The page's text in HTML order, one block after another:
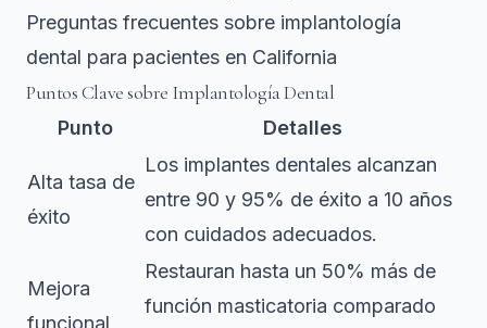
Preguntas frecuentes sobre implantología
dental para pacientes en California
Puntos Clave sobre Implantología Dental
Punto Detalles
Alta tasa de
éxito
Los implantes dentales alcanzan
entre 90 y 95% de éxito a 10 años
con cuidados adecuados.
Mejora
funcional
Restauran hasta un 50% más de
función masticatoria comparado